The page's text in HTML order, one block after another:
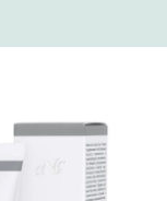
on
varianti.